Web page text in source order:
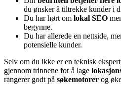
du ønsker å tiltrekke kunder i
Du har hørt om lokal SEO
begynne.
Du har allerede en nettside,
potensielle kunder.
Selv om du ikke er en teknisk
gjennom trinnene for å lage
rangerer godt på søkemotorer og